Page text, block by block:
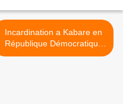
Incardination a Kabare en
République Démocratique
du Congo >